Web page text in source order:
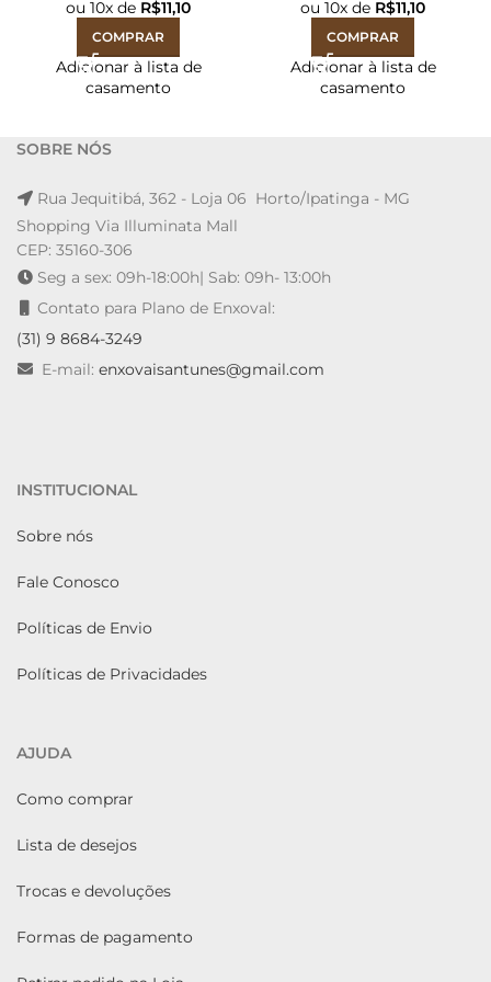
ou 10x de R$11,10
COMPRAR
Adicionar à lista de
casamento
ou 10x de R$11,10
COMPRAR
Adicionar à lista de
casamento
SOBRE NÓS
Rua Jequitibá, 362 - Loja 06 Horto/Ipatinga - MG
Shopping Via Illuminata Mall
CEP: 35160-306
Seg a sex: 09h-18:00h| Sab: 09h- 13:00h
Contato para Plano de Enxoval:
(31) 9 8684-3249
E-mail: enxovaisantunes@gmail.com
INSTITUCIONAL
Sobre nós
Fale Conosco
Políticas de Envio
Políticas de Privacidades
AJUDA
Como comprar
Lista de desejos
Trocas e devoluções
Formas de pagamento